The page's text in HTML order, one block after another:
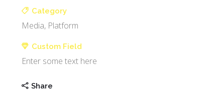
Category
Media, Platform
Custom Field
Enter some text here
Share